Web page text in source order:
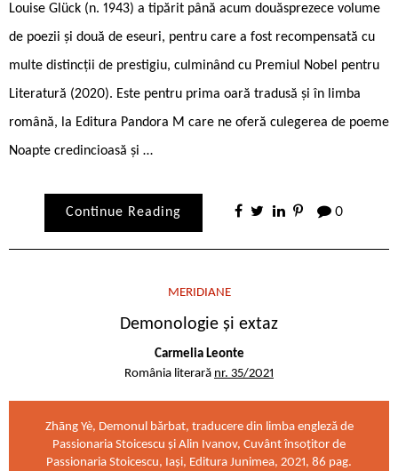
Louise Glück (n. 1943) a tipărit până acum douăsprezece volume
de poezii și două de eseuri, pentru care a fost recompensată cu
multe distincții de prestigiu, culminând cu Premiul Nobel pentru
Literatură (2020). Este pentru prima oară tradusă și în limba
română, la Editura Pandora M care ne oferă culegerea de poeme
Noapte credincioasă și …
Continue Reading 0
MERIDIANE
Demonologie și extaz
Carmelia Leonte
România literară nr. 35/2021
Zhāng Yè, Demonul bărbat, traducere din limba engleză de
Passionaria Stoicescu și Alin Ivanov, Cuvânt însoțitor de
Passionaria Stoicescu, Iași, Editura Junimea, 2021, 86 pag.